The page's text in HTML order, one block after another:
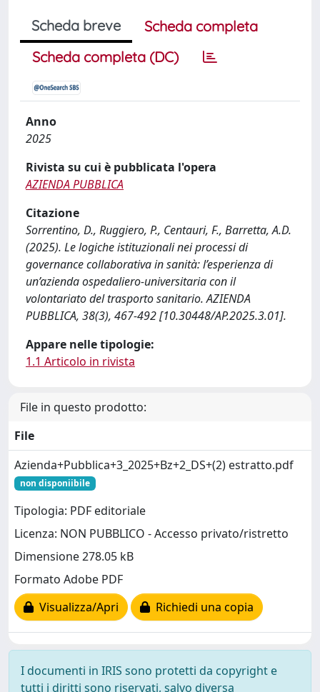
Scheda breve
Scheda completa
Scheda completa (DC)
Anno
2025
Rivista su cui è pubblicata l'opera
AZIENDA PUBBLICA
Citazione
Sorrentino, D., Ruggiero, P., Centauri, F., Barretta, A.D.
(2025). Le logiche istituzionali nei processi di
governance collaborativa in sanità: l’esperienza di
un’azienda ospedaliero-universitaria con il
volontariato del trasporto sanitario. AZIENDA
PUBBLICA, 38(3), 467-492 [10.30448/AP.2025.3.01].
Appare nelle tipologie:
1.1 Articolo in rivista
File in questo prodotto:
File
Azienda+Pubblica+3_2025+Bz+2_DS+(2) estratto.pdf
non disponiibile
Tipologia: PDF editoriale
Licenza: NON PUBBLICO - Accesso privato/ristretto
Dimensione 278.05 kB
Formato Adobe PDF
Visualizza/Apri
Richiedi una copia
I documenti in IRIS sono protetti da copyright e
tutti i diritti sono riservati, salvo diversa